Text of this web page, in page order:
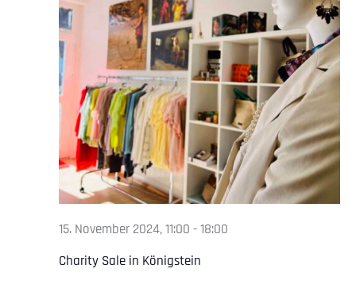
Charity Sale in Königstein
15. November 2024, 11:00 -18:00